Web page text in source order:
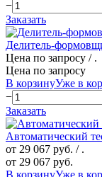
−
Заказать
Делитель-
Цена по запросу / .
Цена по запросу
В корзинуУже в
−
Заказать
Автоматический
от 29 067 руб. / .
от 29 067 руб.